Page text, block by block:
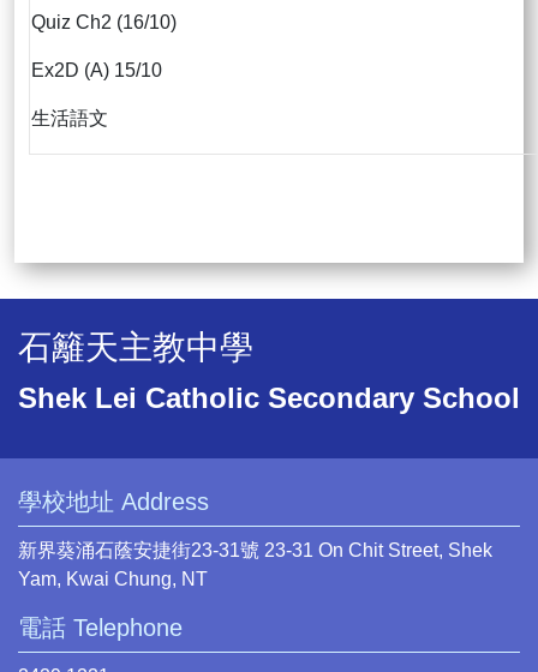
Quiz Ch2 (16/10)
Ex2D (A) 15/10
生活語文
石籬天主教中學
Shek Lei Catholic Secondary School
學校地址 Address
新界葵涌石蔭安捷街23-31號 23-31 On Chit Street, Shek
Yam, Kwai Chung, NT
電話 Telephone